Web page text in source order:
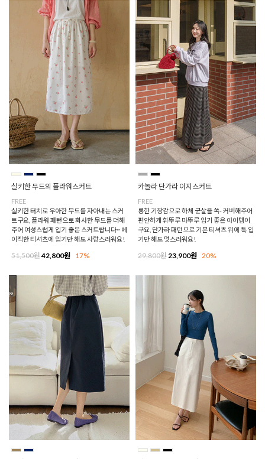
실키한 무드의 플라워스커트
FREE
실키한 터치로 우아한 무드를 자아내는 스커
트구요, 플라워 패턴으로 화사한 무드를 더해
주어 여성스럽게 입기 좋은 스커트랍니다~ 베
이직한 티셔츠에 입기만 해도 사랑스러워요!
51,500원42,800원 17%
카놀라 단가라 이지스커트
FREE
롱한 기장감으로 하체 군살을 쏙- 커버해주어
편안하게 휘뚜루 마뚜루 입기 좋은 아이템이
구요, 단가라 패턴으로 기본 티셔츠 위에 툭 입
기만 해도 멋스러워요!
29,800원23,900원 20%